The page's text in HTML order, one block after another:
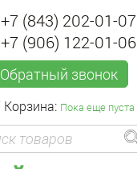
+7 (843) 202-01-07
+7 (906) 122-01-06
Обратный звонок
Корзина: Пока еще пуста